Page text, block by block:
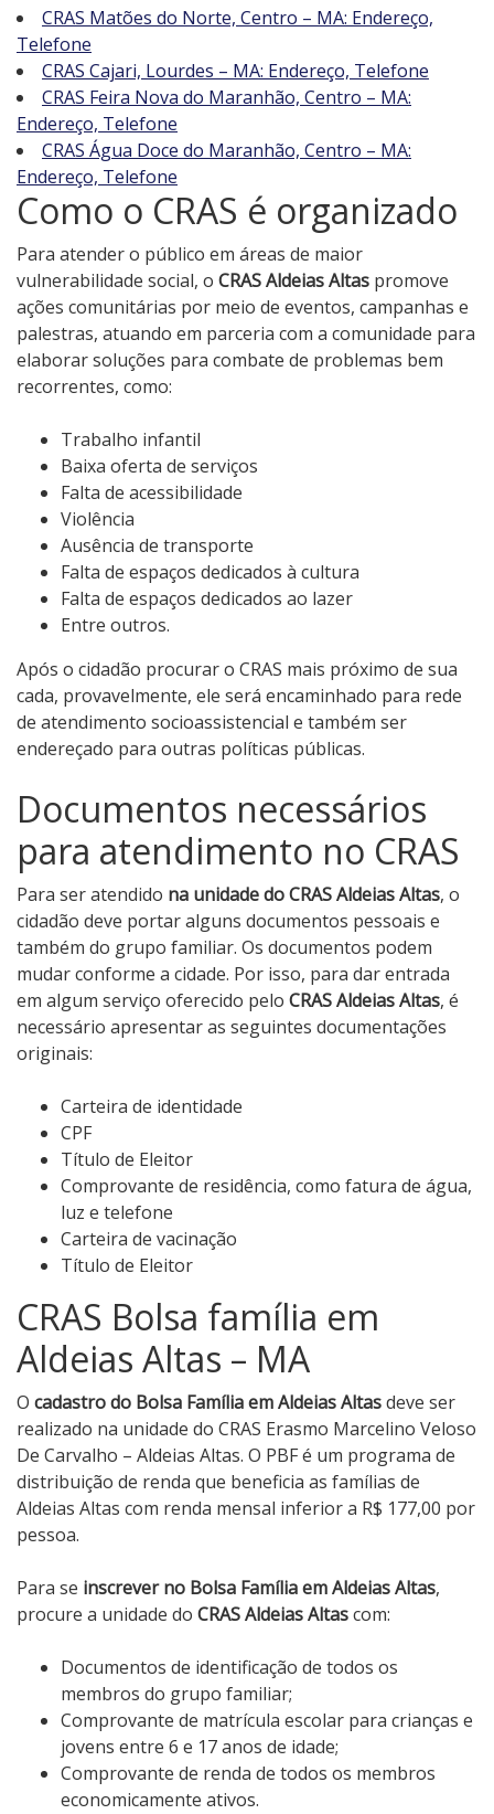
CRAS Matões do Norte, Centro – MA: Endereço,
Telefone
CRAS Cajari, Lourdes – MA: Endereço, Telefone
CRAS Feira Nova do Maranhão, Centro – MA:
Endereço, Telefone
CRAS Água Doce do Maranhão, Centro – MA:
Endereço, Telefone
Como o CRAS é organizado
Para atender o público em áreas de maior
vulnerabilidade social, o CRAS Aldeias Altas promove
ações comunitárias por meio de eventos, campanhas e
palestras, atuando em parceria com a comunidade para
elaborar soluções para combate de problemas bem
recorrentes, como:
Trabalho infantil
Baixa oferta de serviços
Falta de acessibilidade
Violência
Ausência de transporte
Falta de espaços dedicados à cultura
Falta de espaços dedicados ao lazer
Entre outros.
Após o cidadão procurar o CRAS mais próximo de sua
cada, provavelmente, ele será encaminhado para rede
de atendimento socioassistencial e também ser
endereçado para outras políticas públicas.
Documentos necessários
para atendimento no CRAS
Para ser atendido na unidade do CRAS Aldeias Altas, o
cidadão deve portar alguns documentos pessoais e
também do grupo familiar. Os documentos podem
mudar conforme a cidade. Por isso, para dar entrada
em algum serviço oferecido pelo CRAS Aldeias Altas, é
necessário apresentar as seguintes documentações
originais:
Carteira de identidade
CPF
Título de Eleitor
Comprovante de residência, como fatura de água,
luz e telefone
Carteira de vacinação
Título de Eleitor
CRAS Bolsa família em
Aldeias Altas – MA
O cadastro do Bolsa Família em Aldeias Altasdeve ser
realizado na unidade do CRAS Erasmo Marcelino Veloso
De Carvalho – Aldeias Altas. O PBF é um programa de
distribuição de renda que beneficia as famílias de
Aldeias Altas com renda mensal inferior a R$ 177,00 por
pessoa.
Para se inscrever no Bolsa Família em Aldeias Altas,
procure a unidade do CRAS Aldeias Altascom:
Documentos de identificação de todos os
membros do grupo familiar;
Comprovante de matrícula escolar para crianças e
jovens entre 6 e 17 anos de idade;
Comprovante de renda de todos os membros
economicamente ativos.